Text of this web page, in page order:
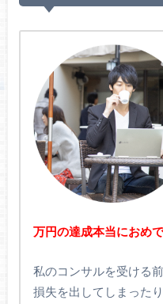
万円の達成本当におめ
私のコンサルを受ける
損失を出してしまった